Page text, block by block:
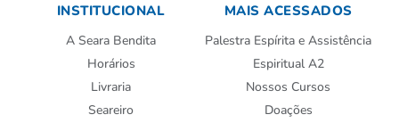
INSTITUCIONAL
A Seara Bendita
Horários
Livraria
Seareiro
MAIS ACESSADOS
Palestra Espírita e Assistência
Espiritual A2
Nossos Cursos
Doações